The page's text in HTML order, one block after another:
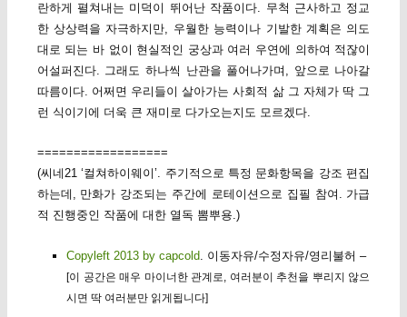
란하게 펼쳐내는 미덕이 뛰어난 작품이다. 무척 근사하고 정교
한 상상력을 자극하지만, 우월한 능력이나 기발한 계획은 의도
대로 되는 바 없이 현실적인 궁상과 여러 우연에 의하여 적잖이
어설퍼진다. 그래도 하나씩 난관을 풀어나가며, 앞으로 나아갈
따름이다. 어쩌면 우리들이 살아가는 사회적 삶 그 자체가 딱 그
런 식이기에 더욱 큰 재미로 다가오는지도 모르겠다.
==================
(씨네21 ‘컬쳐하이웨이’. 주기적으로 특정 문화항목을 강조 편집
하는데, 만화가 강조되는 주간에 로테이션으로 집필 참여. 가급
적 진행중인 작품에 대한 열독 뽐뿌용.)
Copyleft 2013 by capcold . 이동자유/수정자유/영리불허 –
[이 공간은 매우 마이너한 관계로, 여러분이 추천을 뿌리지 않으
시면 딱 여러분만 읽게됩니다]